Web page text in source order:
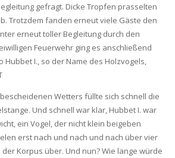
gefragt. Dicke Tropfen prasselten
Trotzdem fanden erneut viele Gäste den
erneut toller Begleitung durch den
Feuerwehr ging es anschließend
Hubbet I., so der Name des Holzvogels,
Wetters füllte sich schnell die
Und schnell war klar, Hubbet I. war
ein Vogel, der nicht klein beigeben
erst nach und nach und nach über vier
Korpus über. Und nun? Wie lange würde